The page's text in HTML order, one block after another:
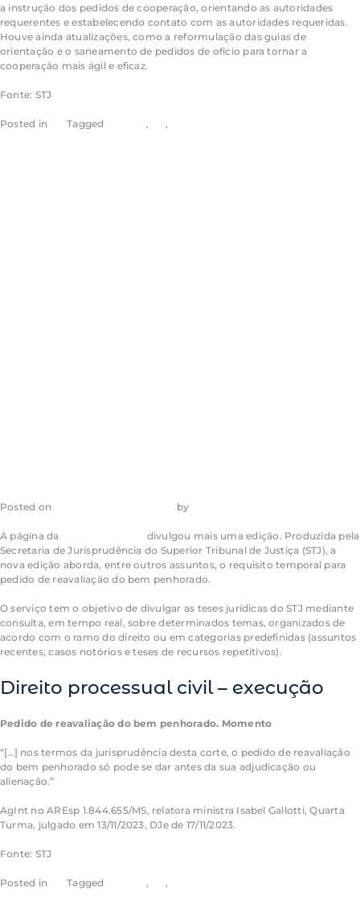
a instrução dos pedidos de cooperação, orientando as autoridades
requerentes e estabelecendo contato com as autoridades requeridas.
Houve ainda atualizações, como a reformulação das guias de
orientação e o saneamento de pedidos de ofício para tornar a
cooperação mais ágil e eficaz.
Fonte: STJ
Posted in STJTagged , ,
Posted on by
A página da
divulgou mais uma edição. Produzida pela
Secretaria de Jurisprudência do Superior Tribunal de Justiça (STJ), a
nova edição aborda, entre outros assuntos, o requisito temporal para
pedido de reavaliação do bem penhorado.
O serviço tem o objetivo de divulgar as teses jurídicas do STJ mediante
consulta, em tempo real, sobre determinados temas, organizados de
acordo com o ramo do direito ou em categorias predefinidas (assuntos
recentes, casos notórios e teses de recursos repetitivos).
Direito processual civil – execução
Pedido de reavaliação do bem penhorado. Momento
“[…] nos termos da jurisprudência desta corte, o pedido de reavaliação
do bem penhorado só pode se dar antes da sua adjudicação ou
alienação.”
AgInt noAREsp 1.844.655/MS, relatora ministra Isabel Gallotti, Quarta
Turma, julgado em 13/11/2023, DJe de 17/11/2023.
Fonte: STJ
Posted in STJTagged , ,